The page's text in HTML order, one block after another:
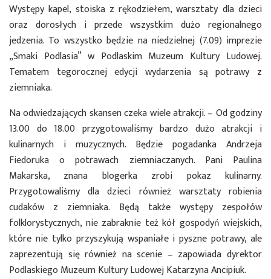
Występy kapel, stoiska z rękodziełem, warsztaty dla dzieci
oraz dorosłych i przede wszystkim dużo regionalnego
jedzenia. To wszystko będzie na niedzielnej (7.09) imprezie
„Smaki Podlasia” w Podlaskim Muzeum Kultury Ludowej.
Tematem tegorocznej edycji wydarzenia są potrawy z
ziemniaka.
Na odwiedzających skansen czeka wiele atrakcji. – Od godziny
13.00 do 18.00 przygotowaliśmy bardzo dużo atrakcji i
kulinarnych i muzycznych. Będzie pogadanka Andrzeja
Fiedoruka o potrawach ziemniaczanych. Pani Paulina
Makarska, znana blogerka zrobi pokaz kulinarny.
Przygotowaliśmy dla dzieci również warsztaty robienia
cudaków z ziemniaka. Będą także występy zespołów
folklorystycznych, nie zabraknie też kół gospodyń wiejskich,
które nie tylko przyszykują wspaniałe i pyszne potrawy, ale
zaprezentują się również na scenie – zapowiada dyrektor
Podlaskiego Muzeum Kultury Ludowej Katarzyna Ancipiuk.